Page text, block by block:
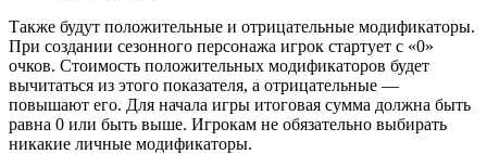
Также будут положительные и отрицательные модификаторы.
При создании сезонного персонажа игрок стартует с «0»
очков. Стоимость положительных модификаторов будет
вычитаться из этого показателя, а отрицательные —
повышают его. Для начала игры итоговая сумма должна быть
равна 0 или быть выше. Игрокам не обязательно выбирать
никакие личные модификаторы.